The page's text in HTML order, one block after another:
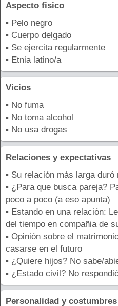
Aspecto fisico
▪ Pelo negro
▪ Cuerpo delgado
▪ Se ejercita regularmente
▪ Etnia latino/a
Vicios
▪ No fuma
▪ No toma alcohol
▪ No usa drogas
Relaciones y expectativas
▪ Su relación más larga duró
▪ ¿Para que busca pareja?
poco a poco (a eso apunta)
▪ Estando en una relación:
del tiempo en compañia de
▪ Opinión sobre el
casarse en el futuro
▪ ¿Quiere hijos? No sabe/
▪ ¿Estado civil? No
Personalidad y costumbres